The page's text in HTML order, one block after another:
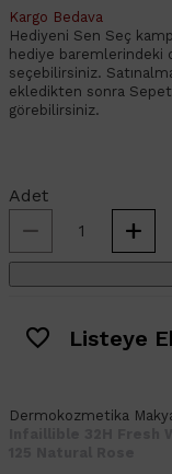
Kargo Bedava
Hediyeni Sen Seç
hediye baremlerindeki
seçebilirsiniz.
ekledikten sonra
görebilirsiniz.
Adet
Listeye
Dermokozmetika